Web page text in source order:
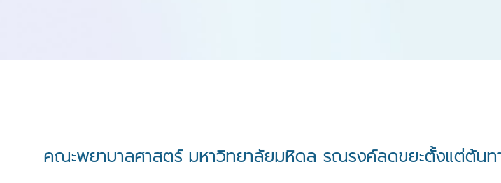
คณะพยาบาลศาสตร์ มหาวิทยาลัยมหิดล รณรงค์ลดขยะตั้งแต่ต้นท